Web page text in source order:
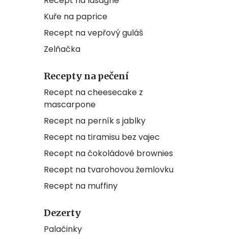
Kuře na paprice
Recept na vepřový guláš
Zelňačka
Recepty na pečení
Recept na cheesecake z
mascarpone
Recept na perník s jablky
Recept na tiramisu bez vajec
Recept na čokoládové brownies
Recept na tvarohovou žemlovku
Recept na muffiny
Dezerty
Palačinky